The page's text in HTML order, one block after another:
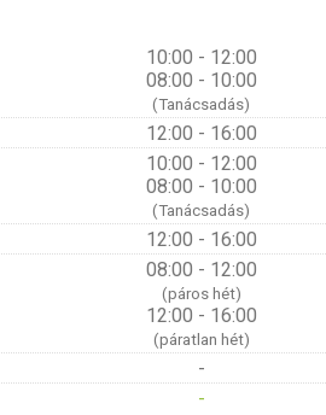
10:00 - 12:00
08:00 - 10:00
(Tanácsadás)
12:00 - 16:00
10:00 - 12:00
08:00 - 10:00
(Tanácsadás)
12:00 - 16:00
08:00 - 12:00
(páros hét)
12:00 - 16:00
(páratlan hét)
-
-